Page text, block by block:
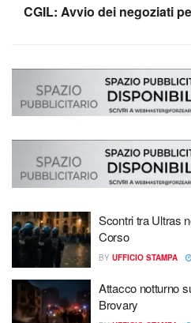
CGIL: Avvio dei negoziati
Scontri tra Ultras
Corso
BY UFFICIO STAMPA
Attacco notturno
Brovary